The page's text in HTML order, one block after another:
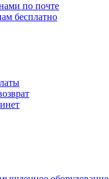
по почте
бесплатно